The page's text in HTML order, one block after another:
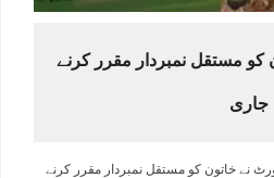
کو مستقل نمبردار مقرر کرنے
جاری
نے خاتون کو مستقل نمبردار مقرر کرنے